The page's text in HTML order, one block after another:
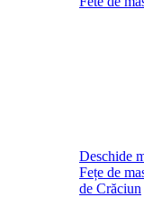
Deschide
Fețe de
de Crăciun